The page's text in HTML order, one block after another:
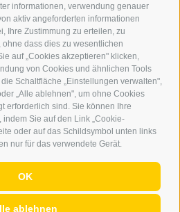
informationen, verwendung genauer
aktiv angeforderten informationen
Ihre Zustimmung zu erteilen, zu
dass dies zu wesentlichen
auf „Cookies akzeptieren" klicken,
von Cookies und ähnlichen Tools
Schaltfläche „Einstellungen verwalten",
„Alle ablehnen", um ohne Cookies
erforderlich sind. Sie können Ihre
Sie auf den Link „Cookie-
oder auf das Schildsymbol unten links
nur für das verwendete Gerät.
OK
ablehnen